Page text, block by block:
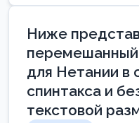
Ниже
перемешанный
для Нетании в
спинтакса и
текстовой